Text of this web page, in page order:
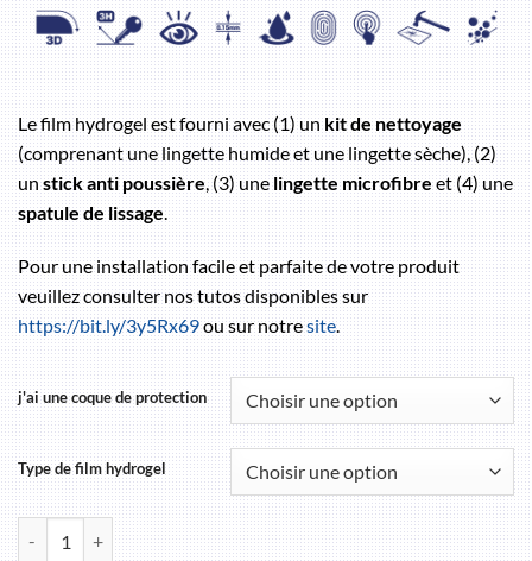
Le film hydrogel est fourni avec (1) unkit de nettoyage
(comprenant une lingette humide et une lingette sèche), (2)
unstick anti poussière, (3) unelingette microfibreet (4) une
spatule de lissage.
Pour une installation facile et parfaite de votre produit
veuillez consulter nos tutos disponibles sur
https://bit.ly/3y5Rx69ou sur notresite.
j'ai une coque de protection
Type de film hydrogel
quantité de HUAWEI Pura 70 Ultra